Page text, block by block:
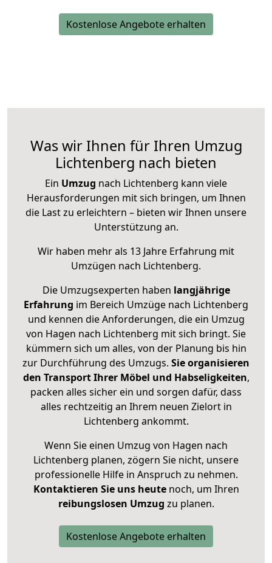
Kostenlose Angebote erhalten
Was wir Ihnen für Ihren Umzug
Lichtenberg nach bieten
Ein Umzug nach Lichtenberg kann viele
Herausforderungen mit sich bringen, um Ihnen
die Last zu erleichtern – bieten wir Ihnen unsere
Unterstützung an.
Wir haben mehr als 13 Jahre Erfahrung mit
Umzügen nach Lichtenberg.
Die Umzugsexperten haben langjährige
Erfahrung im Bereich Umzüge nach Lichtenberg
und kennen die Anforderungen, die ein Umzug
von Hagen nach Lichtenberg mit sich bringt. Sie
kümmern sich um alles, von der Planung bis hin
zur Durchführung des Umzugs. Sie organisieren
den Transport Ihrer Möbel und Habseligkeiten,
packen alles sicher ein und sorgen dafür, dass
alles rechtzeitig an Ihrem neuen Zielort in
Lichtenberg ankommt.
Wenn Sie einen Umzug von Hagen nach
Lichtenberg planen, zögern Sie nicht, unsere
professionelle Hilfe in Anspruch zu nehmen.
Kontaktieren Sie uns heutenoch, um Ihren
reibungslosen Umzug zu planen.
Kostenlose Angebote erhalten